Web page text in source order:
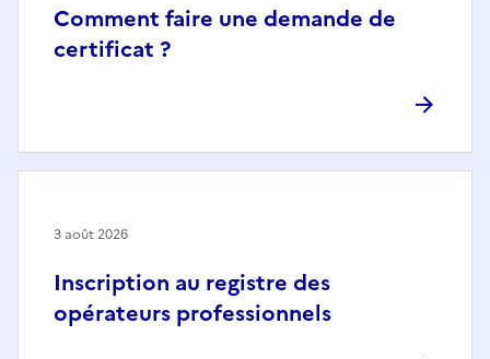
Comment faire une demande de
certificat ?
Inscription au registre des
opérateurs professionnels
3 août 2026